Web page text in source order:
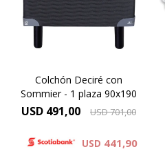
estable y con un excelente
nivel de adaptación. Su
diseño está pensado para
brindar un soporte preciso .
Colchón Deciré con
Sommier - 1 plaza 90x190
USD 491,00 USD701,00
USD 441,90